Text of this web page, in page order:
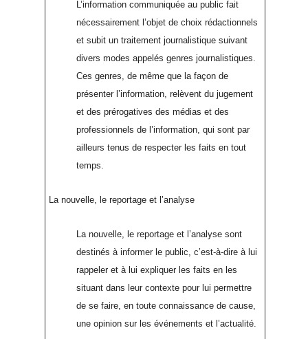
L’information communiquée au public fait
nécessairement l’objet de choix rédactionnels
et subit un traitement journalistique suivant
divers modes appelés genres journalistiques.
Ces genres, de même que la façon de
présenter l’information, relèvent du jugement
et des prérogatives des médias et des
professionnels de l’information, qui sont par
ailleurs tenus de respecter les faits en tout
temps.
La nouvelle, le reportage et l’analyse
La nouvelle, le reportage et l’analyse sont
destinés à informer le public, c’est-à-dire à lui
rappeler et à lui expliquer les faits en les
situant dans leur contexte pour lui permettre
de se faire, en toute connaissance de cause,
une opinion sur les événements et l’actualité.